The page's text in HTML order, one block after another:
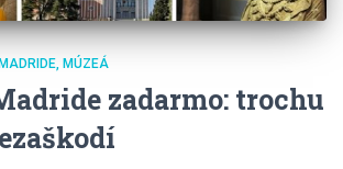
MÚZEÁ
zadarmo: trochu